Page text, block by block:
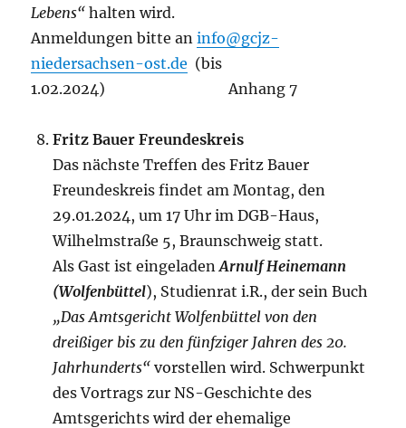
Lebens“ halten wird.
Anmeldungen bitte aninfo@gcjz-
niedersachsen-ost.de (bis
1.02.2024) Anhang 7
Fritz Bauer Freundeskreis
Das nächste Treffen des Fritz Bauer
Freundeskreis findet am Montag, den
29.01.2024, um 17 Uhr im DGB-Haus,
Wilhelmstraße 5, Braunschweig statt.
Als Gast ist eingeladenArnulf Heinemann
(Wolfenbüttel), Studienrat i.R., der sein Buch
„Das Amtsgericht Wolfenbüttel von den
dreißiger bis zu den fünfziger Jahren des 20.
Jahrhunderts“ vorstellen wird. Schwerpunkt
des Vortrags zur NS-Geschichte des
Amtsgerichts wird der ehemalige